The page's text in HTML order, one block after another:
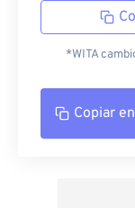
*WITA
Copiar